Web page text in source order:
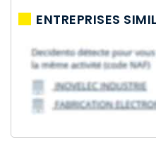
ENTREPRISES